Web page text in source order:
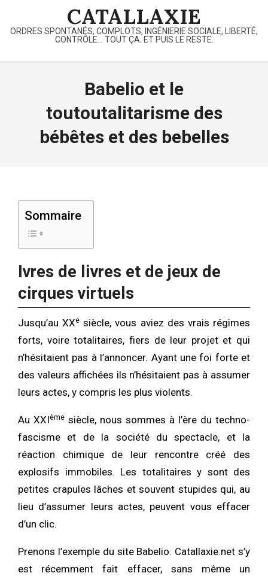
content
CATALLAXIE
ORDRES SPONTANÉS, COMPLOTS, INGÉNIERIE SOCIALE, LIBERTÉ,
CONTRÔLE… TOUT ÇA. ET PUIS LE RESTE.
Primary
Babelio et le
toutoutalitarisme des
bébêtes et des bebelles
Sommaire
Ivres de livres et de jeux de
cirques virtuels
Jusqu’au XXe siècle, vous aviez des vrais régimes
forts, voire totalitaires, fiers de leur projet et qui
n’hésitaient pas à l’annoncer. Ayant une foi forte et
des valeurs affichées ils n’hésitaient pas à assumer
leurs actes, y compris les plus violents.
Au XXIème siècle, nous sommes à l’ère du techno-
fascisme et de la société du spectacle, et la
réaction chimique de leur rencontre créé des
explosifs immobiles. Les totalitaires y sont des
petites crapules lâches et souvent stupides qui, au
lieu d’assumer leurs actes, peuvent vous effacer
d’un clic.
Prenons l’exemple du site Babelio. Catallaxie.net s’y
est récemment fait effacer, sans même un